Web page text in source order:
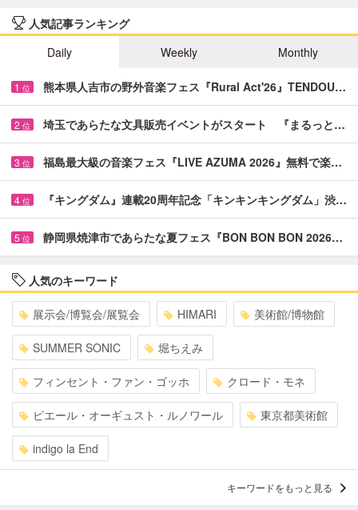
人気記事ランキング
Daily
Weekly Monthly
1 位 熊本県人吉市の野外音楽フェス『Rural Act'26』TENDOU…
2 位 埼玉であらたな文具販売イベントがスタート 『まるっと…
3 位 福島最大級の音楽フェス『LIVE AZUMA 2026』無料で楽…
4 位 『キングダム』連載20周年記念「キンキンキングダム」渋…
5 位 静岡県焼津市であらたな夏フェス『BON BON BON 2026…
人気のキーワード
展示会/博覧会/展覧会 HIMARI 美術館/博物館
SUMMER SONIC 堀ちえみ
フィンセント・ファン・ゴッホ クロード・モネ
ピエール・オーギュスト・ルノワール 東京都美術館
indigo la End
キーワードをもっと見る